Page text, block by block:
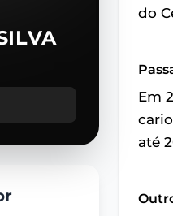
do
Em
até